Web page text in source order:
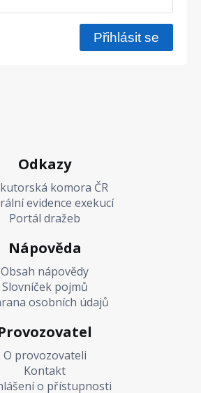
Odkazy
komora ČR
evidence exekucí
Portál dražeb
Nápověda
Obsah nápovědy
Slovníček pojmů
osobních údajů
O provozovateli
Kontakt
o přístupnosti